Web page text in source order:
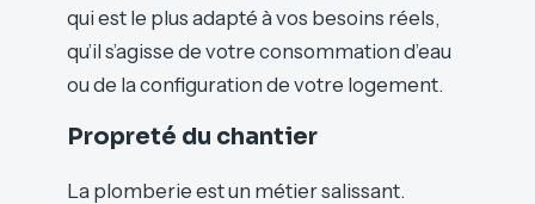
qui est le plus adapté à vos besoins réels,
qu’il s’agisse de votre consommation d’eau
ou de la configuration de votre logement.
Propreté du chantier
La plomberie est un métier salissant.